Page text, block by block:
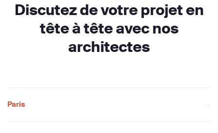
Discutez de votre projet en
tête à tête avec nos
architectes
Paris